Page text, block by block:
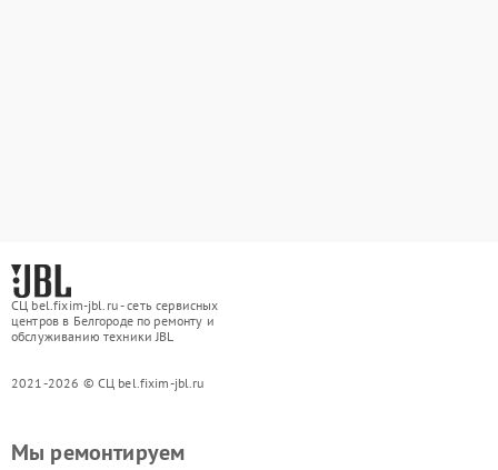
СЦ bel.fixim-jbl.ru - сеть сервисных
центров в Белгороде по ремонту и
обслуживанию техники JBL
2021-2026 © СЦ bel.fixim-jbl.ru
Мы ремонтируем